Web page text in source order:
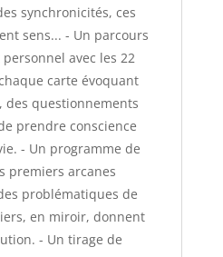
synchronicités, ces
sens... - Un parcours
avec les 22
carte évoquant
des questionnements
prendre conscience
- Un programme de
premiers arcanes
problématiques de
en miroir, donnent
- Un tirage de